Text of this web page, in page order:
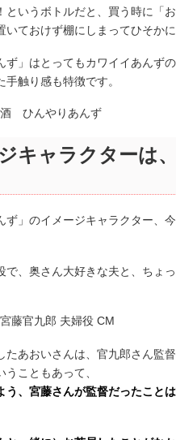
というボトルだと、買う時に「
いておけず棚にしまってひそかに
ず」はとってもカワイイあんず
手触り感も特徴です。
キャラクターは
ず」のイメージキャラクター、
で、奥さん大好きな夫と、ちょ
たあおいさんは、官九郎さん監
こともあって、
う、宮藤さんが監督だったこと